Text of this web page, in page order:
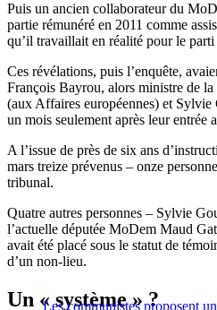
Puis un ancien collaborateur du
partie rémunéré en 2011 comme
qu’il travaillait en réalité pour le parti
Ces révélations, puis l’enquête,
François Bayrou, alors ministre de
(aux Affaires européennes) et
un mois seulement après leur entrée
A l’issue de près de six ans
mars treize prévenus – onze
tribunal.
Quatre autres personnes – Sylvie
l’actuelle députée MoDem Maud
avait été placé sous le statut de
d’un non-lieu.
Les communistes proposent
Un « système » ?